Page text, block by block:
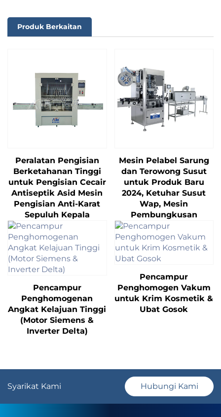
Produk Berkaitan
Peralatan Pengisian
Berketahanan Tinggi
untuk Pengisian Cecair
Antiseptik Asid Mesin
Pengisian Anti-Karat
Sepuluh Kepala
Mesin Pelabel Sarung
dan Terowong Susut
untuk Produk Baru
2024, Ketuhar Susut
Wap, Mesin
Pembungkusan
Pencampur
Penghomogenan
Angkat Kelajuan Tinggi
(Motor Siemens &
Inverter Delta)
Pencampur
Penghomogen Vakum
untuk Krim Kosmetik &
Ubat Gosok
Syarikat Kami Hubungi Kami